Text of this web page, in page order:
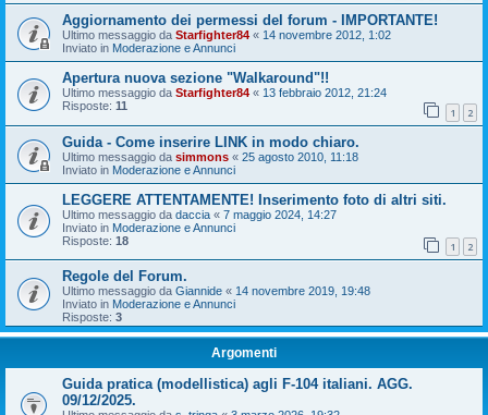
Aggiornamento dei permessi del forum - IMPORTANTE!
Ultimo messaggio da Starfighter84 « 14 novembre 2012, 1:02
Inviato in Moderazione e Annunci
Apertura nuova sezione "Walkaround"!!
Ultimo messaggio da Starfighter84 « 13 febbraio 2012, 21:24
Risposte: 11 1 2
Guida - Come inserire LINK in modo chiaro.
Ultimo messaggio da simmons « 25 agosto 2010, 11:18
Inviato in Moderazione e Annunci
LEGGERE ATTENTAMENTE! Inserimento foto di altri siti.
Ultimo messaggio da daccia « 7 maggio 2024, 14:27
Inviato in Moderazione e Annunci
Risposte: 18 1 2
Regole del Forum.
Ultimo messaggio da Giannide « 14 novembre 2019, 19:48
Inviato in Moderazione e Annunci
Risposte: 3
Argomenti
Guida pratica (modellistica) agli F-104 italiani. AGG.
09/12/2025.